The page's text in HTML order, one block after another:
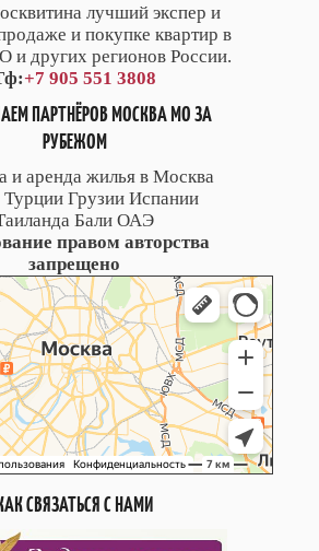
лучший экспер и
и покупке квартир в
других регионов России.
+7 905 551 3808
ПАРТНЁРОВ МОСКВА МО ЗА
РУБЕЖОМ
и аренда жилья в Москва
Грузии Испании
Бали ОАЭ
правом авторства
запрещено
СВЯЗАТЬСЯ С НАМИ